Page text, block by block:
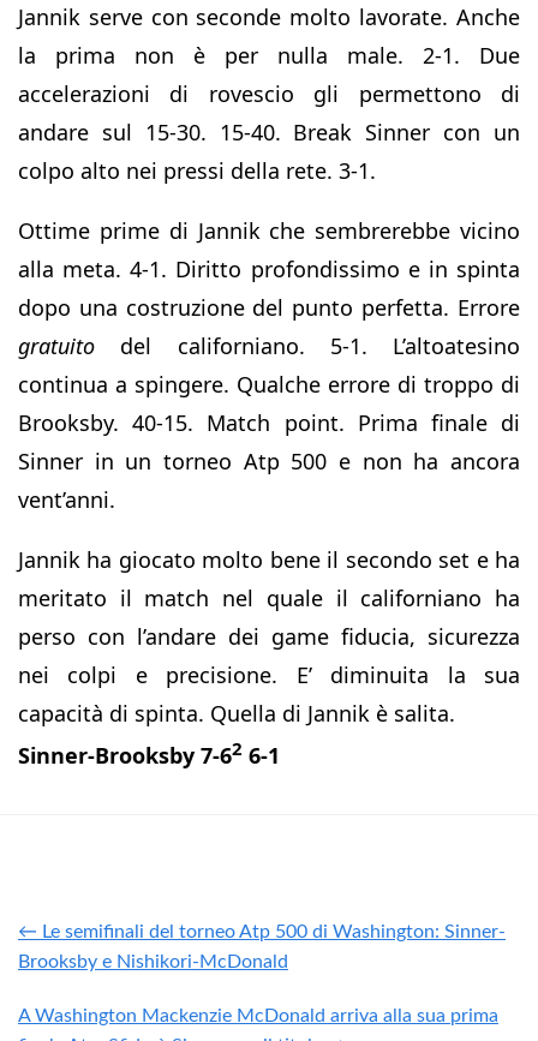
Jannik serve con seconde molto lavorate. Anche
la prima non è per nulla male. 2-1. Due
accelerazioni di rovescio gli permettono di
andare sul 15-30. 15-40. Break Sinner con un
colpo alto nei pressi della rete. 3-1.
Ottime prime di Jannik che sembrerebbe vicino
alla meta. 4-1. Diritto profondissimo e in spinta
dopo una costruzione del punto perfetta. Errore
gratuito del californiano. 5-1. L’altoatesino
continua a spingere. Qualche errore di troppo di
Brooksby. 40-15. Match point. Prima finale di
Sinner in un torneo Atp 500 e non ha ancora
vent’anni.
Jannik ha giocato molto bene il secondo set e ha
meritato il match nel quale il californiano ha
perso con l’andare dei game fiducia, sicurezza
nei colpi e precisione. E’ diminuita la sua
capacità di spinta. Quella di Jannik è salita.
Sinner-Brooksby 7-62 6-1
← Le semifinali del torneo Atp 500 di Washington: Sinner-
Brooksby e Nishikori-McDonald
A Washington Mackenzie McDonald arriva alla sua prima